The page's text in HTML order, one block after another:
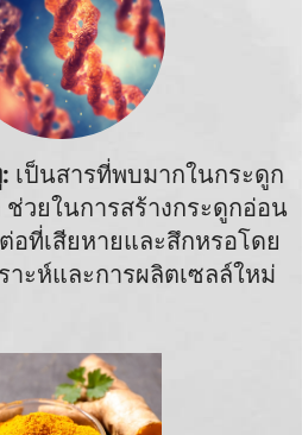
เป็นสารที่พบมากในกระดูก
วยในการสร้างกระดูกอ่อน
ที่เสียหายและสึกหรอโดย
าะห์และการผลิตเซลล์ใหม่